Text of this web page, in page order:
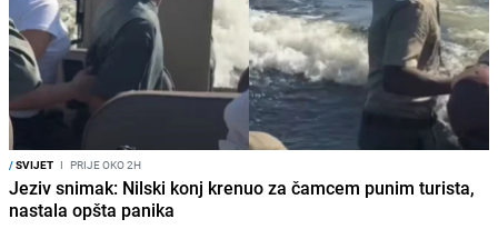
/SVIJET I PRIJE OKO 2H
Jeziv snimak: Nilski konj krenuo za čamcem punim turista,
nastala opšta panika